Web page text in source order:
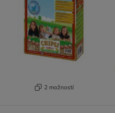
2 možností